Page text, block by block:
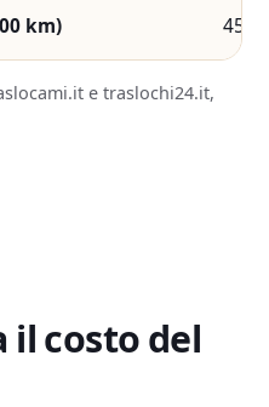
km) 450
e traslochi24.it,
il costo del